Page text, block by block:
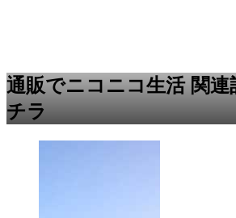
通販でニコニコ生活 関連
チラ